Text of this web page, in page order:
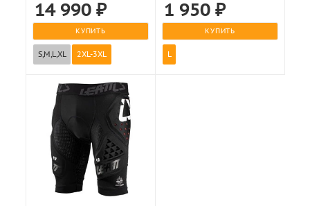
14 990₽
КУПИТЬ
S,M,L,XL 2XL-3XL
1 950 ₽
КУПИТЬ
L